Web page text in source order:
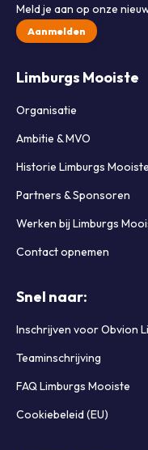
Meld je aan op onze
Aanmelden
Limburgs Mooiste
Organisatie
Ambitie & MVO
Historie Limburgs Mooiste
Partners & Sponsoren
Werken bij Limburgs
Contact opnemen
Snel naar:
Inschrijven voor Obvion
Teaminschrijving
FAQ Limburgs Mooiste
Cookiebeleid (EU)